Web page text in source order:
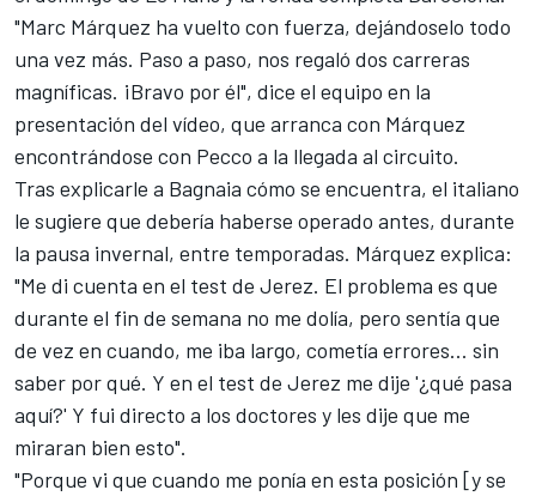
"Marc Márquez ha vuelto con fuerza, dejándoselo todo
una vez más. Paso a paso, nos regaló dos carreras
magníficas. ¡Bravo por él", dice el equipo en la
presentación del vídeo, que arranca con Márquez
encontrándose con Pecco a la llegada al circuito.
Tras explicarle a Bagnaia cómo se encuentra, el italiano
le sugiere que debería haberse operado antes, durante
la pausa invernal, entre temporadas. Márquez explica:
"Me di cuenta en el test de Jerez. El problema es que
durante el fin de semana no me dolía, pero sentía que
de vez en cuando, me iba largo, cometía errores... sin
saber por qué. Y en el test de Jerez me dije '¿qué pasa
aquí?' Y fui directo a los doctores y les dije que me
miraran bien esto".
"Porque vi que cuando me ponía en esta posición [y se